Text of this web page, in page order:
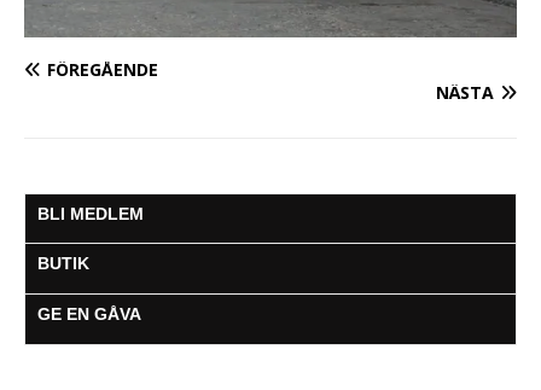
FÖREGÅENDE
NÄSTA
BLI MEDLEM
BUTIK
GE EN GÅVA